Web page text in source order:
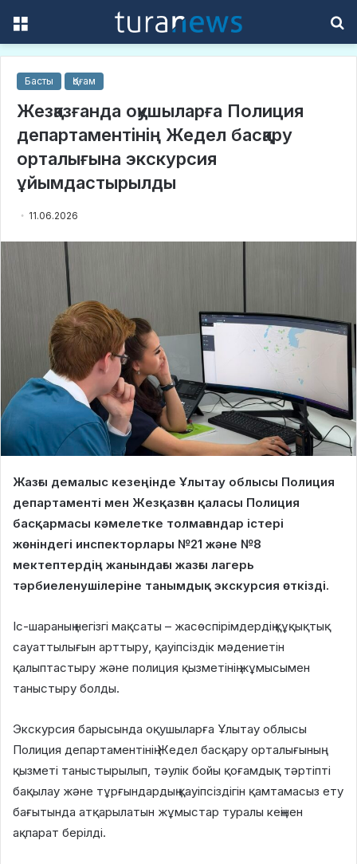
Басты Қоғам
Жезқазғанда оқушыларға Полиция
департаментінің Жедел басқару
орталығына экскурсия
ұйымдастырылды
11.06.2026
Жазғы демалыс кезеңінде Ұлытау облысы Полиция
департаменті мен Жезқазған қаласы Полиция
басқармасы кәмелетке толмағандар істері
жөніндегі инспекторлары №21 және №8
мектептердің жанындағы жазғы лагерь
тәрбиеленушілеріне танымдық экскурсия өткізді.
Іс-шараның негізгі мақсаты – жасөспірімдердің құқықтық
сауаттылығын арттыру, қауіпсіздік мәдениетін
қалыптастыру және полиция қызметінің жұмысымен
таныстыру болды.
Экскурсия барысында оқушыларға Ұлытау облысы
Полиция департаментінің Жедел басқару орталығының
қызметі таныстырылып, тәулік бойы қоғамдық тәртіпті
бақылау және тұрғындардың қауіпсіздігін қамтамасыз ету
бағытында атқарылатын жұмыстар туралы кеңінен
ақпарат берілді.